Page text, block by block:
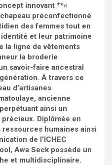
innovant **«
préconfectionné
des femmes tout en
et leur patrimoine
la ligne de vêtements
la broderie
savoir-faire ancestral
À travers ce
d’artisanes
ancienne
ainsi un
Diplômée en
humaines ainsi
de l’ICHEC
Awa Seck possède un
et multidisciplinaire.